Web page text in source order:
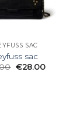
SAC
sac
€28.00